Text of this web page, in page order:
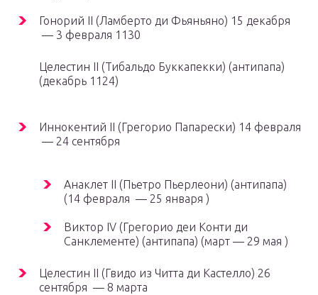
Гонорий II (Ламберто ди Фьяньяно) 15 декабря
— 3 февраля 1130
Целестин II (Тибальдо Буккапекки) (антипапа)
(декабрь 1124)
Иннокентий II (Грегорио Папарески) 14 февраля
— 24 сентября
Анаклет II (Пьетро Пьерлеони) (антипапа)
(14 февраля — 25 января )
Виктор IV (Грегорио деи Конти ди
Санклементе) (антипапа) (март — 29 мая )
Целестин II (Гвидо из Читта ди Кастелло) 26
сентября — 8 марта